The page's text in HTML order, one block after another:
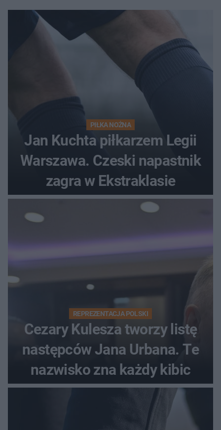
PIŁKA NOŻNA
Jan Kuchta piłkarzem Legii
Warszawa. Czeski napastnik
zagra w Ekstraklasie
REPREZENTACJA POLSKI
Cezary Kulesza tworzy listę
następców Jana Urbana. Te
nazwisko zna każdy kibic